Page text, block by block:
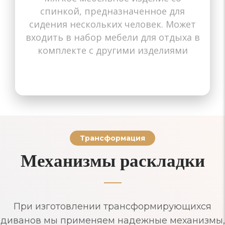
Для ресторанов
спинкой, предназначенное для
сидения нескольких человек. Может
входить в набор мебели для отдыха в
комплекте с другими изделиями
Кухонные
Для гостиной
Офисные
Для квартиры
Для маленьких квартир
Для кафе
В спальню
На балкон
Для детской
В прихожую
Для кабинета
Для дачи
Для ресторанов
Детские
Трансформация
Механизмы раскладки
При изготовлении трансформирующихся
диванов мы применяем надежные механизмы,